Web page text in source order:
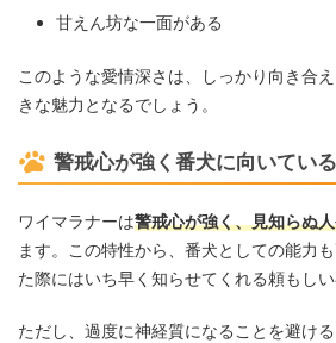
甘えん坊な一面がある
このような愛情深さは、しっかり向き合
きな魅力となるでしょう。
警戒心が強く番犬に向いている
ワイマラナーは警戒心が強く、見知らぬ
ます。この特性から、番犬としての能力
た際にはいち早く知らせてくれる頼もしい
ただし、過度に神経質になることを避け